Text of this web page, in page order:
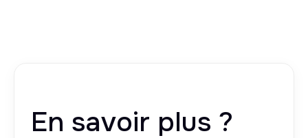
En savoir plus ?